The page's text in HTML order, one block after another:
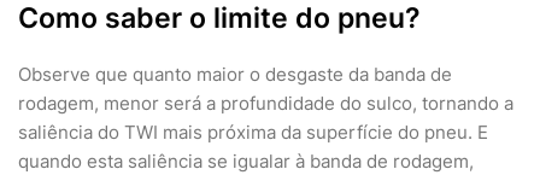
Como saber o limite do pneu?
Observe que quanto maior o desgaste da banda de
rodagem, menor será a profundidade do sulco, tornando a
saliência do TWI mais próxima da superfície do pneu. E
quando esta saliência se igualar à banda de rodagem,